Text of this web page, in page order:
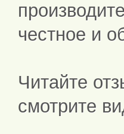
честное и
Читайте
смотрите